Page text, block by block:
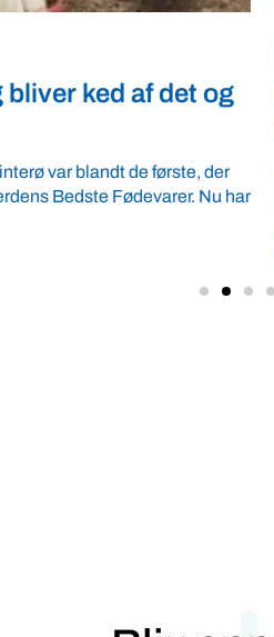
Bonnesen:
klimaregnskaber
skærmen
Venstres landbrugsordfører
faglige input, før han for alvor
landbrugets klimaregnskaber